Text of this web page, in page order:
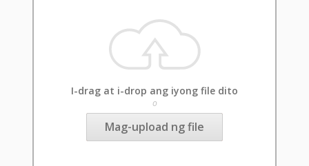
I-drag at i-drop ang iyong file dito
o
Mag-upload ng file